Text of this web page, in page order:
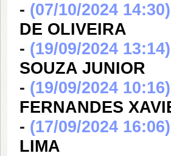
- (07/10/2024 14:30)
DE OLIVEIRA
- (19/09/2024 13:14)
SOUZA JUNIOR
- (19/09/2024 10:16)
FERNANDES
- (17/09/2024 16:06)
LIMA